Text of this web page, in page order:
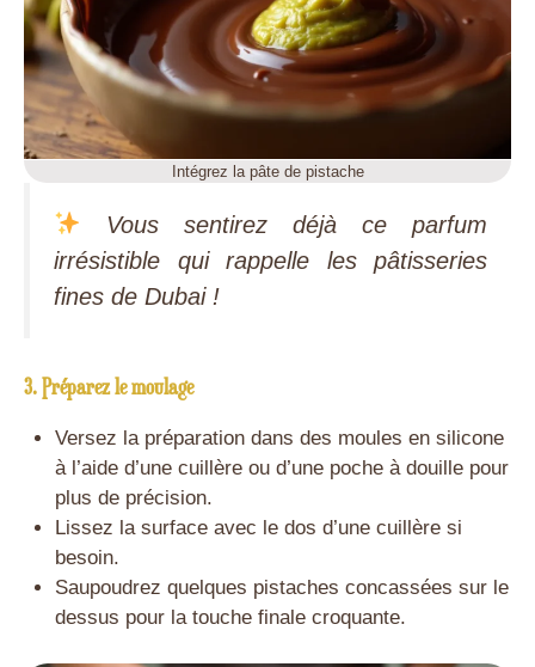
Intégrez la pâte de pistache
Vous sentirez déjà ce parfum
irrésistible qui rappelle les pâtisseries
fines de Dubai !
3. Préparez le moulage
Versez la préparation dans des moules en silicone
à l’aide d’une cuillère ou d’une poche à douille pour
plus de précision.
Lissez la surface avec le dos d’une cuillère si
besoin.
Saupoudrez quelques pistaches concassées sur le
dessus pour la touche finale croquante.